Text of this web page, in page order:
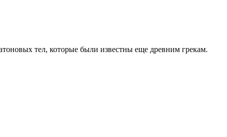
тел, которые были известны еще древним грекам.